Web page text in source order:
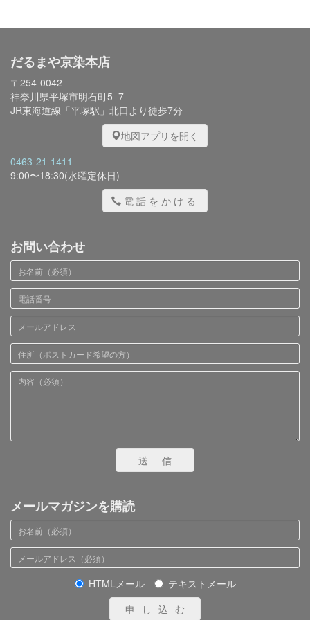
だるまや京染本店
〒254-0042
神奈川県平塚市明石町5−7
JR東海道線「平塚駅」北口より徒歩7分
地図アプリを開く
0463-21-1411
9:00〜18:30(水曜定休日)
電話をかける
お問い合わせ
送信
メールマガジンを購読
HTMLメール
テキストメール
申し込む